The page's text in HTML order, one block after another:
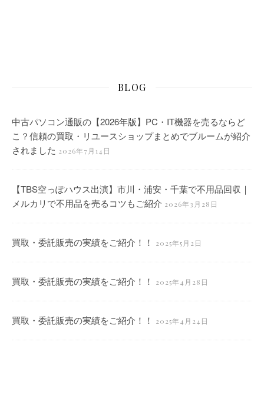
BLOG
中古パソコン通販の【2026年版】PC・IT機器を売るならど
こ？信頼の買取・リユースショップまとめでブルームが紹介
されました 2026年7月14日
【TBS空っぽハウス出演】市川・浦安・千葉で不用品回収｜
メルカリで不用品を売るコツもご紹介 2026年3月28日
買取・委託販売の実績をご紹介！！ 2025年5月2日
買取・委託販売の実績をご紹介！！ 2025年4月28日
買取・委託販売の実績をご紹介！！ 2025年4月24日